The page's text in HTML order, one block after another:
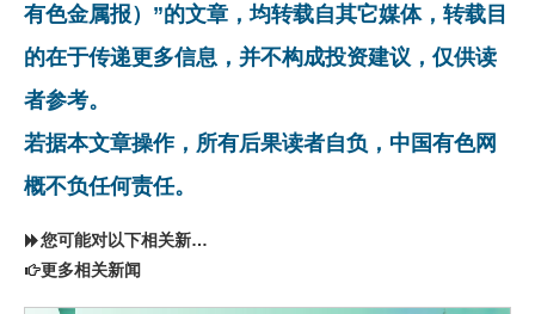
有色金属报）”的文章，均转载自其它媒体，转载目
的在于传递更多信息，并不构成投资建议，仅供读
者参考。
若据本文章操作，所有后果读者自负，中国有色网
概不负任何责任。
您可能对以下相关新闻同样感兴趣
更多相关新闻